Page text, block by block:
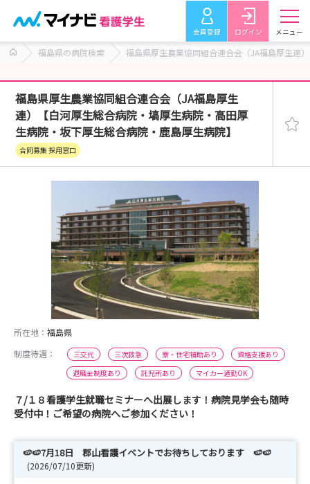
会員登録 ログイン メニュー
福島県の病院検索 福島県厚生農業協同組合連合会（JA福島厚生連
福島県厚生農業協同組合連合会（JA福島厚生
連）【白河厚生総合病院・塙厚生病院・高田厚
生病院・坂下厚生総合病院・鹿島厚生病院】
合同募集 採用窓口
所在地： 福島県
制度待遇：
三交代 三次救急 寮・住宅補助あり
資格支援あり
退職金制度あり
託児所あり マイカー通勤OK
７/１８看護学生就職セミナーへ出展します！病院見学会も随時
受付中！ご希望の病院へご参加ください！
🍉🍉7月18日 郡山看護イベントでお待ちしております 🍉🍉
(2026/07/10更新)